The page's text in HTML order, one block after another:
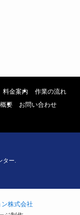
料金案内
作業の流れ
要
お問い合わせ
ター.
株式会社